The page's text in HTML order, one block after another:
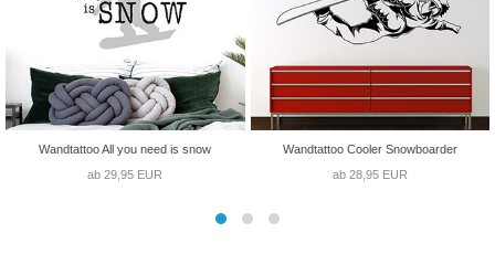
Wandtattoo All you need is snow
ab 29,95 EUR
Wandtattoo Cooler Snowboarder
ab 28,95 EUR